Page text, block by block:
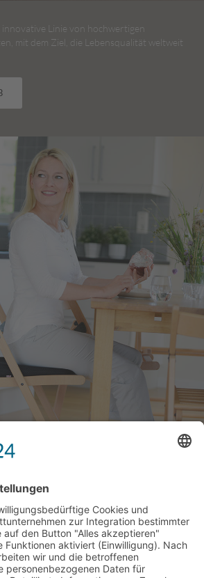
innovative Linie von hochwertigen
mit dem Ziel, die Lebensqualität weltweit
Produkte gewährleisten höchstes